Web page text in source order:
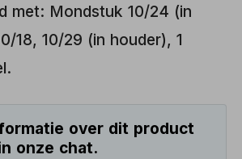
met: Mondstuk 10/24 (in
18, 10/29 (in houder), 1
over dit product
onze chat.